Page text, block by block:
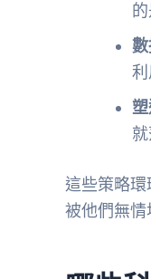
數
這些策略
被他們無情